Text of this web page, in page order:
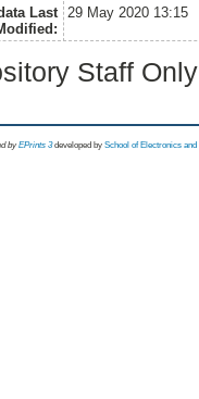
Last
29 May 2020 13:15
Staff
byEPrints 3 developed by School of Electronics